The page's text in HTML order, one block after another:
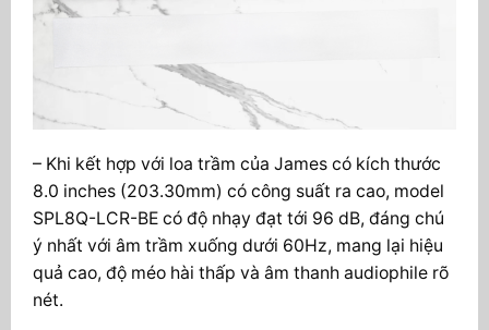
– Khi kết hợp với loa trầm của James có kích thước
8.0 inches (203.30mm) có công suất ra cao, model
SPL8Q-LCR-BE có độ nhạy đạt tới 96 dB, đáng chú
ý nhất với âm trầm xuống dưới 60Hz, mang lại hiệu
quả cao, độ méo hài thấp và âm thanh audiophile rõ
nét.